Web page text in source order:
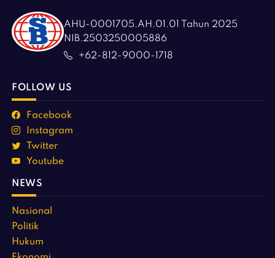
AHU-0001705.AH.01.01 Tahun 2025
NIB.2503250005886
+62-812-9000-1718
FOLLOW US
Facebook
Instagram
Twitter
Youtube
NEWS
Nasional
Politik
Hukum